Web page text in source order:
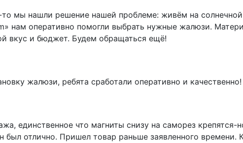
мы нашли решение нашей проблеме: живём на
нам оперативно помогли выбрать нужные жалюзи.
вкус и бюджет. Будем обращаться ещё!
жалюзи, ребята сработали оперативно и
единственное что магниты снизу на саморез
был отлично. Пришел товар раньше заявленного времени.